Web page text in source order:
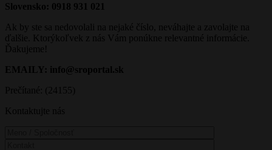
Slovensko: 0918 931 021
Ak by ste sa nedovolali na nejaké číslo, neváhajte a zavolajte na
ďalšie. Ktorýkoľvek z nás Vám ponúkne relevantné informácie.
Ďakujeme!
EMAILY: info@sroportal.sk
Prečítané: (24155)
Kontaktujte nás